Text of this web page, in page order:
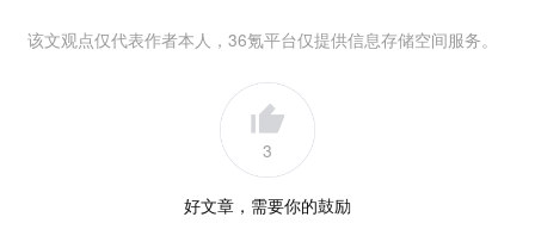
该文观点仅代表作者本人，36氪平台仅提供信息存储空间服务。
3
好文章，需要你的鼓励